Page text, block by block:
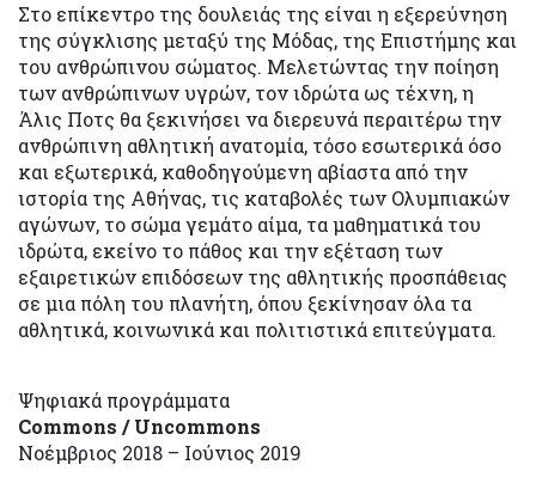
Στο επίκεντρο της δουλειάς της είναι η εξερεύνηση
της σύγκλισης μεταξύ της Μόδας, της Επιστήμης και
του ανθρώπινου σώματος. Μελετώντας την ποίηση
των ανθρώπινων υγρών, τον ιδρώτα ως τέχνη, η
Άλις Ποτς θα ξεκινήσει να διερευνά περαιτέρω την
ανθρώπινη αθλητική ανατομία, τόσο εσωτερικά όσο
και εξωτερικά, καθοδηγούμενη αβίαστα από την
ιστορία της Αθήνας, τις καταβολές των Ολυμπιακών
αγώνων, το σώμα γεμάτο αίμα, τα μαθηματικά του
ιδρώτα, εκείνο το πάθος και την εξέταση των
εξαιρετικών επιδόσεων της αθλητικής προσπάθειας
σε μια πόλη του πλανήτη, όπου ξεκίνησαν όλα τα
αθλητικά, κοινωνικά και πολιτιστικά επιτεύγματα.
Ψηφιακά προγράμματα
Commons /Uncommons
Νοέμβριος 2018 – Ιούνιος 2019